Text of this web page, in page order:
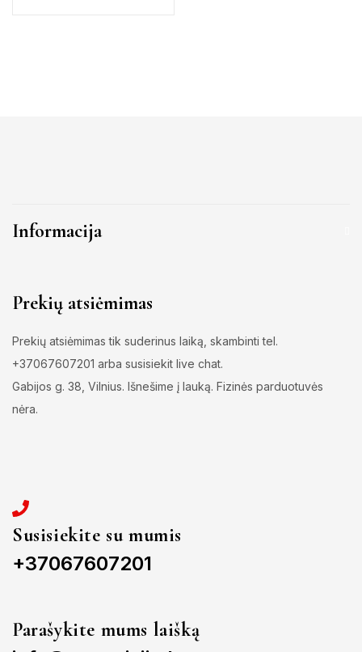
Informacija
Prekių atsiėmimas
Prekių atsiėmimas tik suderinus laiką, skambinti tel.
+37067607201 arba susisiekit live chat.
Gabijos g. 38, Vilnius. Išnešime į lauką. Fizinės parduotuvės
nėra.
Susisiekite su mumis
+37067607201
Parašykite mums laišką